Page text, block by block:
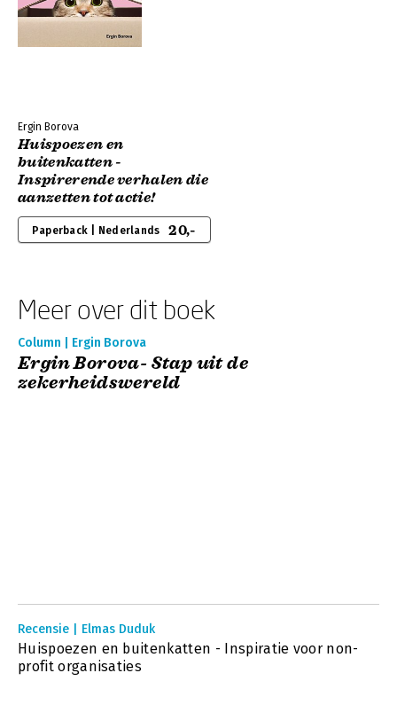
Ergin Borova
Huispoezen en
buitenkatten -
Inspirerende verhalen die
aanzetten tot actie!
Paperback | Nederlands 20,-
Meer over dit boek
Column | Ergin Borova
Ergin Borova- Stap uit de
zekerheidswereld
Recensie | Elmas Duduk
Huispoezen en buitenkatten - Inspiratie voor non-
profit organisaties